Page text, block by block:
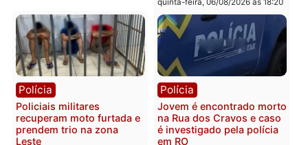
Polícia
Homem é encontrado
morto em residência no
bairro Colina Park em RO
sexta-feira, 07/08/2026 às 09:30
Polícia
Polícia Militar apreende
explosivos e
durante patrulhamento
fluvial no Rio Madeira em
Porto Velho